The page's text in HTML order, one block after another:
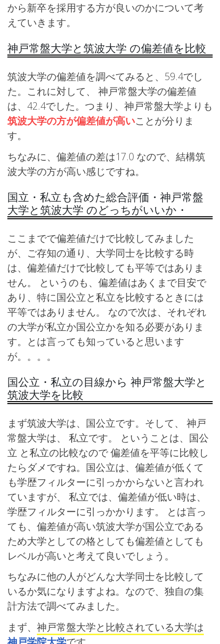
から新卒を採用する方が良いのかについて考
えていきます。
神戸常盤大学と筑波大学 の偏差値を比較
筑波大学の偏差値を調べてみると、59.4でし
た。これに対して、 神戸常盤大学の偏差値
は、42.4でした。つまり、神戸常盤大学よりも
筑波大学の方が偏差値が高いことが分りま
す。
ちなみに、偏差値の差は17.0 なので、結構筑
波大学の方が高い感じですね。
国立・私立も含めた総合評価・神戸常盤
大学と筑波大学 のどっちがいいか・
ここまでで偏差値だけで比較してみました
が、ご存知の通り、大学同士を比較する時
は、偏差値だけで比較しても平等ではありま
せん。 というのも、偏差値はあくまで目安で
あり、特に国公立と私立を比較するときには
平等ではありません。 なので次は、それぞれ
の大学が私立か国公立かを知る必要がありま
す。とは言っても知っていると思います
が。。。。
国公立・私立の目線から 神戸常盤大学と
筑波大学を比較
まず筑波大学は、国公立です。そして、 神戸
常盤大学は、 私立です。 ということは、国公
立 と私立の比較なので 偏差値を平等に比較し
たらダメですね。国公立は、偏差値が低くて
も学歴フィルターに引っかからないと言われ
ていますが、 私立では、偏差値が低い時は、
学歴フィルターに引っかかります。
とは言っ
ても、偏差値が高い筑波大学が国公立である
ため大学としての格としても偏差値としても
レベルが高いと考えて良いでしょう。
ちなみに他の人がどんな大学同士を比較して
いるか気になりますよね。なので、独自の集
計方法で調べてみました。
まず、 神戸常盤大学と比較されている大学は